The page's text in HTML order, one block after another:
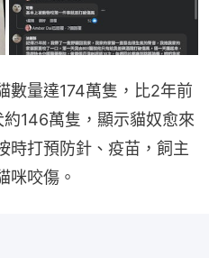
數量達174萬隻，比2年前
146萬隻，顯示貓奴愈來
時打預防針、疫苗，飼主
咪咬傷。